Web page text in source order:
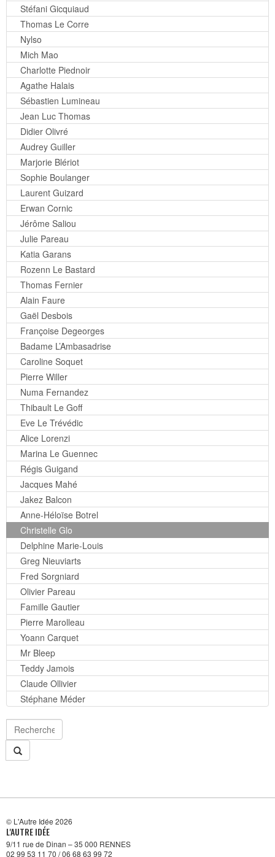
Stéfani Gicquiaud
Thomas Le Corre
Nylso
Mich Mao
Charlotte Piednoir
Agathe Halais
Sébastien Lumineau
Jean Luc Thomas
Didier Olivré
Audrey Guiller
Marjorie Blériot
Sophie Boulanger
Laurent Guizard
Erwan Cornic
Jérôme Saliou
Julie Pareau
Katia Garans
Rozenn Le Bastard
Thomas Fernier
Alain Faure
Gaël Desbois
Françoise Degeorges
Badame L’Ambasadrise
Caroline Soquet
Pierre Willer
Numa Fernandez
Thibault Le Goff
Eve Le Trévédic
Alice Lorenzi
Marina Le Guennec
Régis Guigand
Jacques Mahé
Jakez Balcon
Anne-Héloïse Botrel
Christelle Glo
Delphine Marie-Louis
Greg Nieuviarts
Fred Sorgniard
Olivier Pareau
Famille Gautier
Pierre Marolleau
Yoann Carquet
Mr Bleep
Teddy Jamois
Claude Ollivier
Stéphane Méder
© L'Autre Idée 2026
L'AUTRE IDÉE
9/11 rue de Dinan – 35 000 RENNES
02 99 53 11 70 / 06 68 63 99 72